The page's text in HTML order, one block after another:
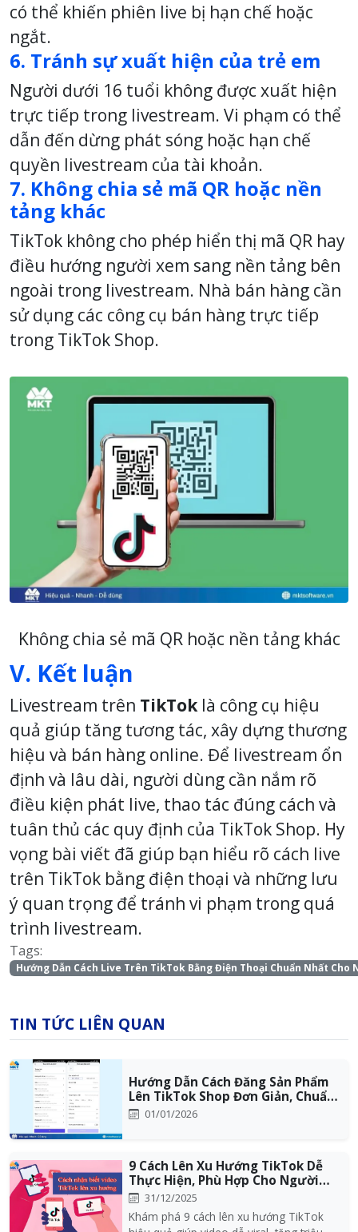
có thể khiến phiên live bị hạn chế hoặc
ngắt.
6. Tránh sự xuất hiện của trẻ em
Người dưới 16 tuổi không được xuất hiện
trực tiếp trong livestream. Vi phạm có thể
dẫn đến dừng phát sóng hoặc hạn chế
quyền livestream của tài khoản.
7. Không chia sẻ mã QR hoặc nền
tảng khác
TikTok không cho phép hiển thị mã QR hay
điều hướng người xem sang nền tảng bên
ngoài trong livestream. Nhà bán hàng cần
sử dụng các công cụ bán hàng trực tiếp
trong TikTok Shop.
Không chia sẻ mã QR hoặc nền tảng khác
V. Kết luận
Livestream trên TikToklà công cụ hiệu
quả giúp tăng tương tác, xây dựng thương
hiệu và bán hàng online. Để livestream ổn
định và lâu dài, người dùng cần nắm rõ
điều kiện phát live, thao tác đúng cách và
tuân thủ các quy định của TikTok Shop. Hy
vọng bài viết đã giúp bạn hiểu rõ cách live
trên TikTok bằng điện thoại và những lưu
ý quan trọng để tránh vi phạm trong quá
trình livestream.
Tags:
Hướng Dẫn Cách Live Trên TikTok Bằng Điện Thoại Chuẩn Nhất Cho
TIN TỨC LIÊN QUAN
Hướng Dẫn Cách Đăng Sản Phẩm
Lên TikTok Shop Đơn Giản, Chuẩn
Quy Trình...
01/01/2026
9 Cách Lên Xu Hướng TikTok Dễ
Thực Hiện, Phù Hợp Cho Người
Mới Bắt Đầu
31/12/2025
Khám phá 9 cách lên xu hướng TikTok